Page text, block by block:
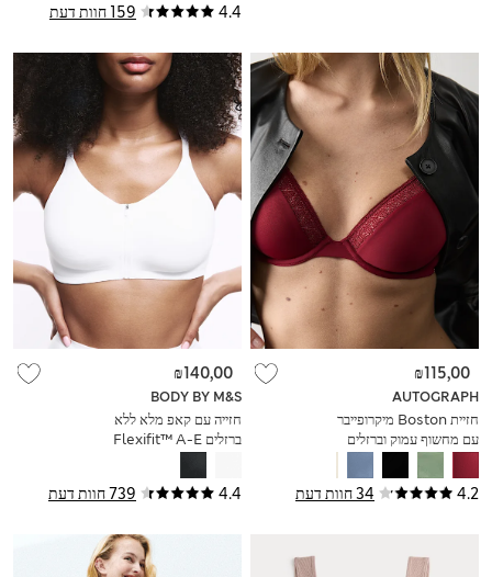
4.4 159 חוות דעת
4.2 34 חוות דעת
AUTOGRAPH
חזיית Boston מיקרופייבר
עם מחשוף עמוק וברזלים
בעיטור תחרה
₪115,00
4.4 739 חוות דעת
BODY BY M&S
חזייה עם קאפ מלא ללא
ברזלים Flexifit™ A-E
₪140,00